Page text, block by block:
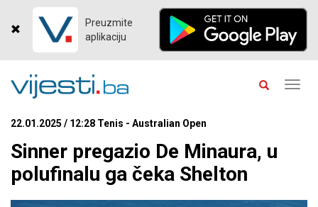
Preuzmite
aplikaciju
22.01.2025 / 12:28 Tenis - Australian Open
Sinner pregazio De Minaura, u
polufinalu ga čeka Shelton